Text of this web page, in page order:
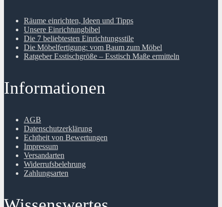
Räume einrichten, Ideen und Tipps
Unsere Einrichtungbibel
Die 7 beliebtesten Einrichtungsstile
Die Möbelfertigung: vom Baum zum Möbel
Ratgeber Esstischgröße – Esstisch Maße ermitteln
Informationen
AGB
Datenschutzerklärung
Echtheit von Bewertungen
Impressum
Versandarten
Widerrufsbelehrung
Zahlungsarten